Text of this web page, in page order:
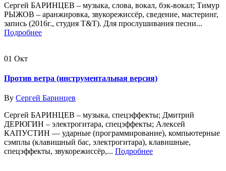
Сергей БАРИНЦЕВ – музыка, слова, вокал, бэк-вокал; Тимур
РЫЖОВ – аранжировка, звукорежиссёр, сведение, мастеринг,
запись (2016г., студия T&T). Для прослушивания песни...
Подробнее
01 Окт
Против ветра (инструментальная версия)
By Сергей Баринцев
Сергей БАРИНЦЕВ – музыка, спецэффекты; Дмитрий
ДЕРЮГИН – электрогитара, спецэффекты; Алексей
КАПУСТИН — ударные (программирование), компьютерные
сэмплы (клавишный бас, электрогитара), клавишные,
спецэффекты, звукорежиссёр,... Подробнее